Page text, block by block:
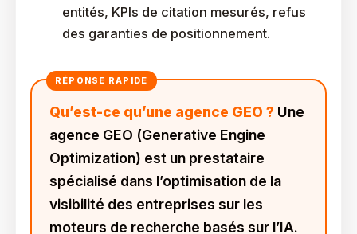
entités, KPIs de citation mesurés, refus
des garanties de positionnement.
Qu’est-ce qu’une agence GEO ? Une
agence GEO (Generative Engine
Optimization) est un prestataire
spécialisé dans l’optimisation de la
visibilité des entreprises sur les
moteurs de recherche basés sur l’IA.